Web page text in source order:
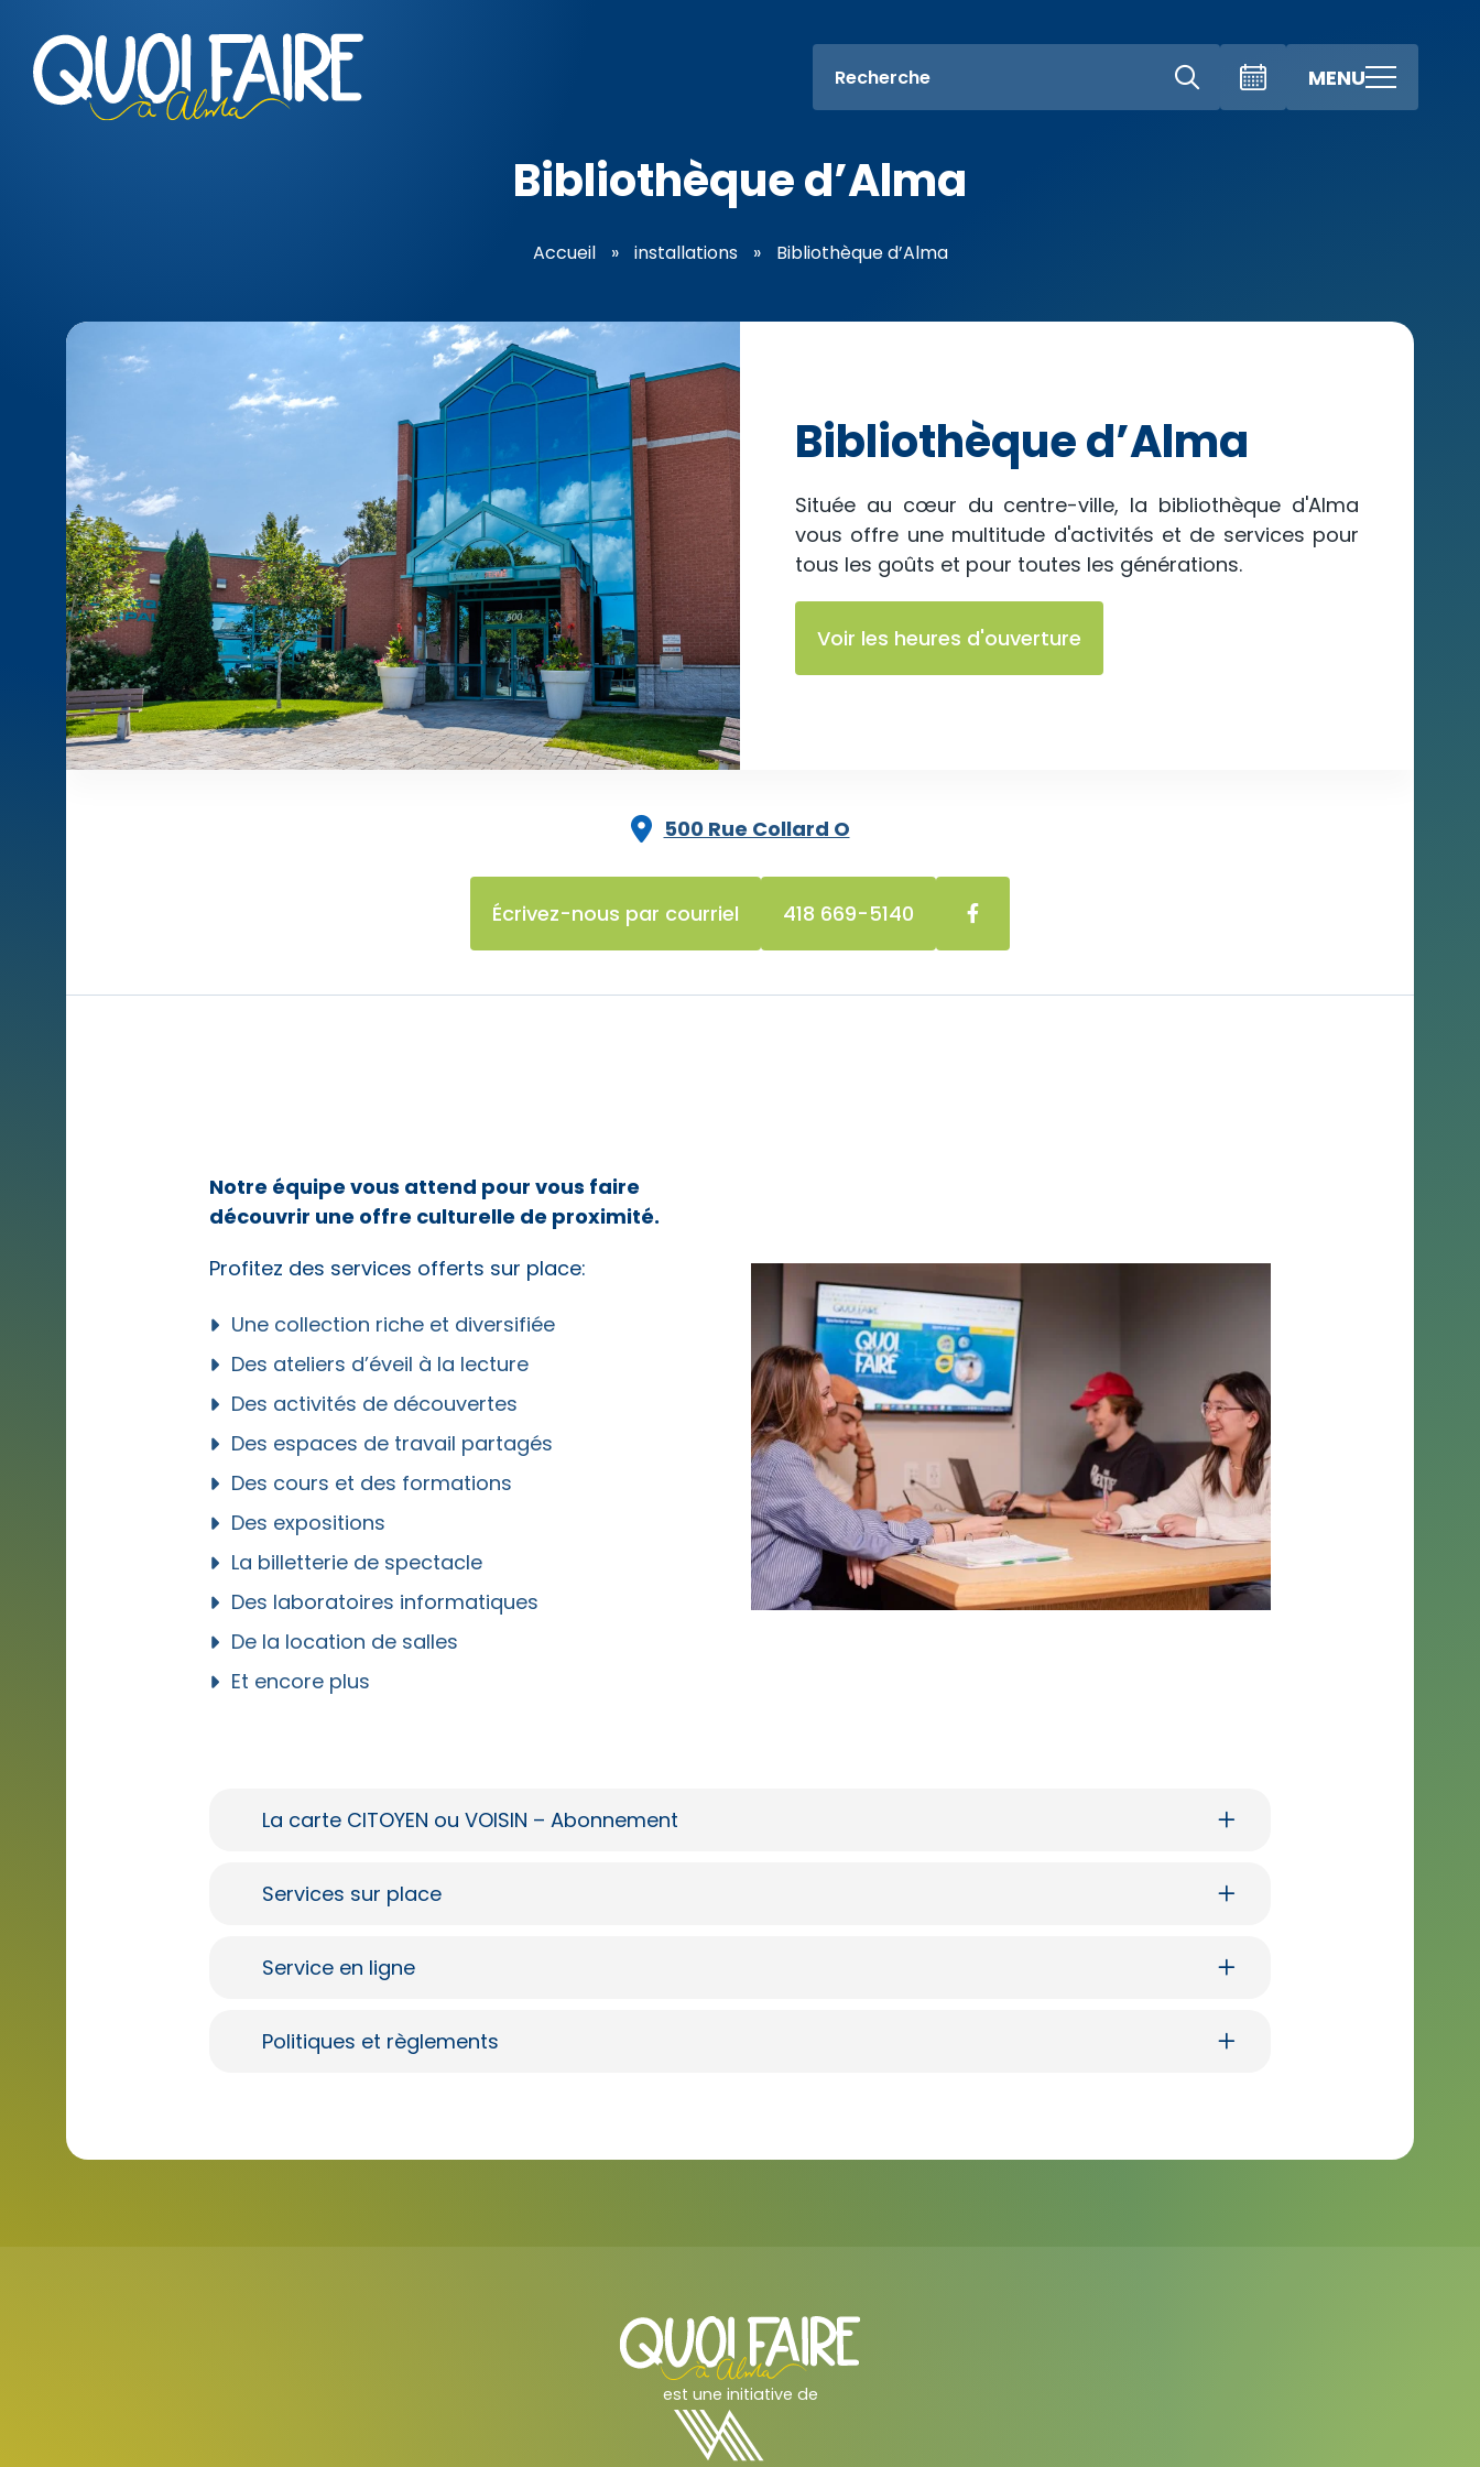
MENU
Bibliothèque d’Alma
Accueil » installations » Bibliothèque d’Alma
Bibliothèque d’Alma
Située au cœur du centre-ville, la bibliothèque d'Alma
vous offre une multitude d'activités et de services pour
tous les goûts et pour toutes les générations.
Voir les heures d'ouverture
500 Rue Collard O
Écrivez-nous par courriel 418 669-5140
Notre équipe vous attend pour vous faire
découvrir une offre culturelle de proximité.
Profitez des services offerts sur place:
Une collection riche et diversifiée
Des ateliers d’éveil à la lecture
Des activités de découvertes
Des espaces de travail partagés
Des cours et des formations
Des expositions
La billetterie de spectacle
Des laboratoires informatiques
De la location de salles
Et encore plus
La carte CITOYEN ou VOISIN – Abonnement
Services sur place
Service en ligne
Politiques et règlements
est une initiative de